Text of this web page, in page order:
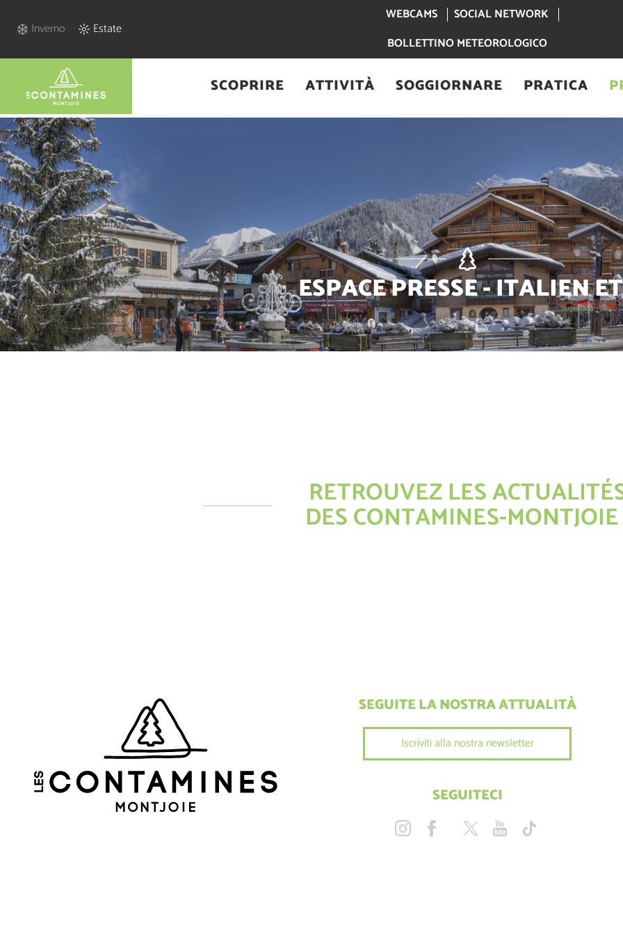
Inverno Estate
WEBCAMS
SOCIAL NETWORK
BOLLETTINO METEOROLOGICO
SCOPRIRE ATTIVITÀ SOGGIORNARE PRATICA
Home/Espace presse - Italien Eté
ESPACE PRESSE - ITALIEN
RETROUVEZ LES
DES CONTAMINES-
SEGUITE LA NOSTRA ATTUALITÀ
Iscriviti alla nostra newsletter
SEGUITECI